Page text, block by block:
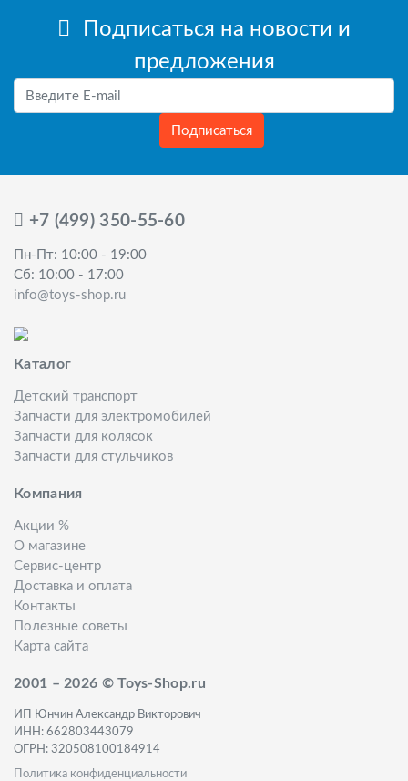
Подписаться на новости и
предложения
Подписаться
+7 (499) 350-55-60
Пн-Пт: 10:00 - 19:00
Сб: 10:00 - 17:00
info@toys-shop.ru
Каталог
Детский транспорт
Запчасти для электромобилей
Запчасти для колясок
Запчасти для стульчиков
Компания
Акции %
О магазине
Сервис-центр
Доставка и оплата
Контакты
Полезные советы
Карта сайта
2001 – 2026 © Toys-Shop.ru
ИП Юнчин Александр Викторович
ИНН: 662803443079
ОГРН: 320508100184914
Политика конфиденциальности